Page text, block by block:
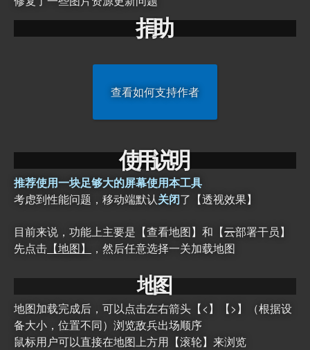
捐助
查看如何支持作者
使用说明
推荐使用一块足够大的屏幕使用本工具
考虑到性能问题，移动端默认关闭了【透视效果】
目前来说，功能上主要是【查看地图】和【云部署干员】
先点击 【地图】 ，然后任意选择一关加载地图
地图
地图加载完成后，可以点击左右箭头【<】【>】（根据设
备大小，位置不同）浏览敌兵出场顺序
鼠标用户可以直接在地图上方用【滚轮】来浏览